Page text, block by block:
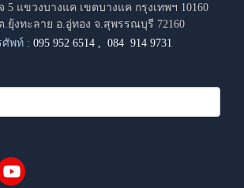
5 แขวงบางแค เขตบางแค กรุงเทพฯ 10160
.ยุ้งทะลาย อ.อู่ทอง จ.สุพรรณบุรี 72160
ศัพท์ : 095 952 6514 ,084 914 9731